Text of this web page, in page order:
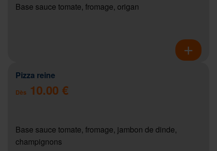
Base sauce tomate, fromage, origan
Pizza reine
Dès 10.00 €
Base sauce tomate, fromage, jambon de dinde,
champignons